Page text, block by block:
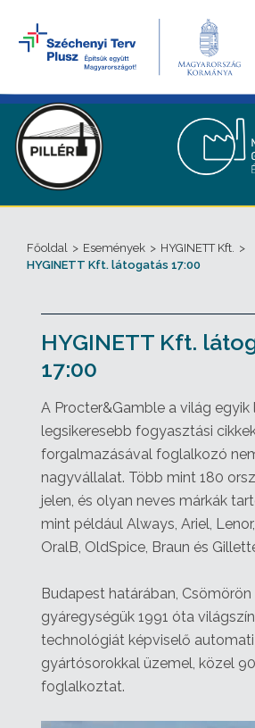
Főoldal > Események > HYGINETT Kft. >
HYGINETT Kft. látogatás 17:00
HYGINETT Kft.
17:00
A Procter&Gamble a világ
legsikeresebb fogyasztási
forgalmazásával foglalkozó
nagyvállalat. Több mint 180
jelen, és olyan neves márkák
mint például Always, Ariel,
OralB, OldSpice, Braun és
Budapest határában,
gyáregységük 1991 óta
technológiát képviselő
gyártósorokkal üzemel, közel
foglalkoztat.